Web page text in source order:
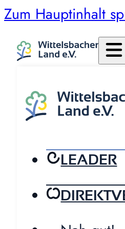
Zum Hauptinhalt
LEADER